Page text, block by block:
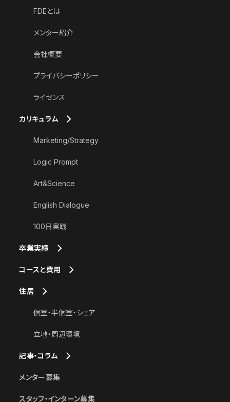
FDEとは
メンター紹介
会社概要
プライバシーポリシー
ライセンス
カリキュラム
Marketing/Strategy
Logic Prompt
Art&Science
English Dialogue
100日実践
卒業実績
コースと費用
住居
個室・半個室・シェア
立地・周辺環境
記事・コラム
メンター募集
スタッフ・インターン募集